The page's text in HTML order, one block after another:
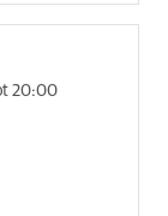
20:00